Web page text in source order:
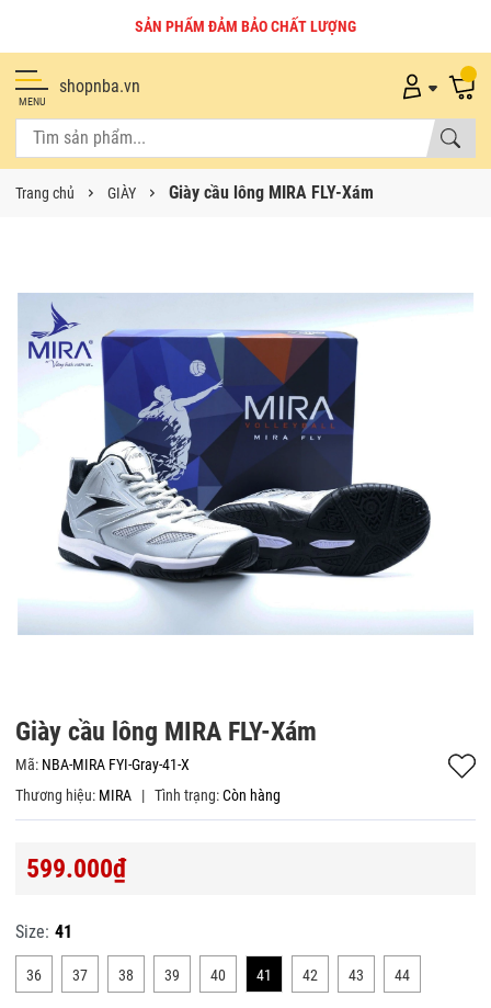
SẢN PHẨM ĐẢM BẢO CHẤT LƯỢNG
MENU
shopnba.vn
Trang chủ GIÀY Giày cầu lông MIRA FLY-Xám
Giày cầu lông MIRA FLY-Xám
Mã: NBA-MIRA FYI-Gray-41-X
Thương hiệu: MIRA | Tình trạng:Còn hàng
599.000₫
Size: 41
36 37 38 39 40 41 42 43 44